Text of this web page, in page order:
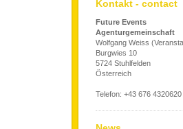
Kontakt - contact
Future Events
Agenturgemeinschaft
Wolfgang Weiss
Burgwies 10
5724 Stuhlfelden
Österreich
Telefon: +43 676 4320620